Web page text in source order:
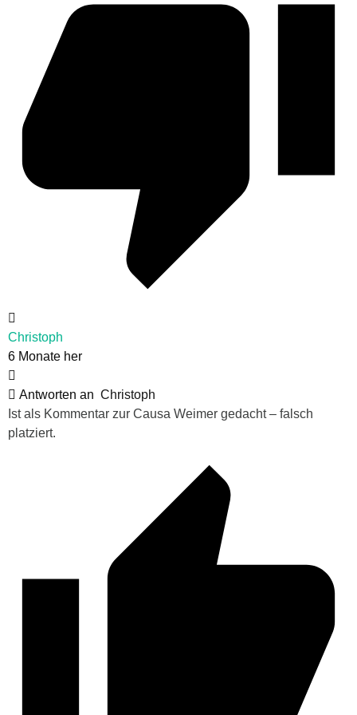
Christoph
6 Monate her
Antworten an Christoph
Ist als Kommentar zur Causa Weimer gedacht – falsch
platziert.